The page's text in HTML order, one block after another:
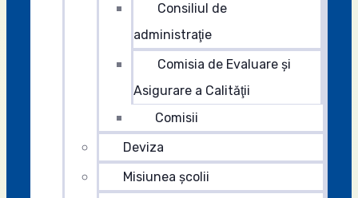
Consiliul de
administraţie
Comisia de Evaluare şi
Asigurare a Calităţii
Comisii
Deviza
Misiunea şcolii